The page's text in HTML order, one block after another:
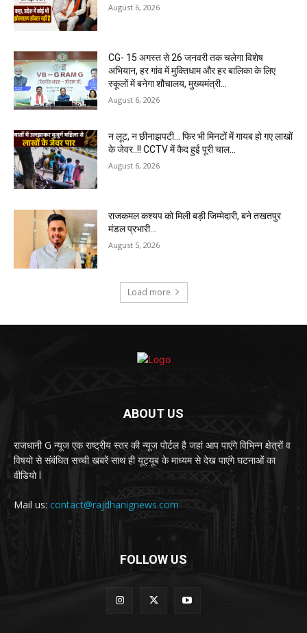
August 6, 2026
CG- 15 अगस्त से 26 जनवरी तक चलेगा विशेष
अभियान, हर गांव में मुक्तिधाम और हर बालिका के लिए
स्कूलों में बनेगा शौचालय, मुख्यमंत्री...
August 6, 2026
न लूट, न छीनाझपटी… फिर भी मिनटों में गायब हो गए लाखों
के जेवर..!! CCTV में कैद हुई पूरी चाल…
August 6, 2026
राजकमल कश्यप को मिली बड़ी जिम्मेदारी, बने तखतपुर
मंडल प्रभारी…
August 5, 2026
Load more
ABOUT US
राजधानी G न्यूज एक राष्ट्रीय स्तर की न्यूज पोर्टल है जहां आप पाएंगे विभिन्न क्षेत्रों व
विषयो से संबंधित सच्ची खबरें साथ ही यूट्यूब के माध्यम से देख पाएंगे घटनाओं का
वीडियो l
Mail us: contact@rajdhanignews.com
FOLLOW US